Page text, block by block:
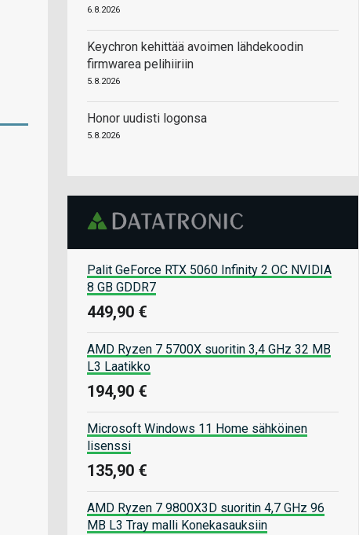
6.8.2026
Keychron kehittää avoimen lähdekoodin
firmwarea pelihiiriin
5.8.2026
Honor uudisti logonsa
5.8.2026
Palit GeForce RTX 5060 Infinity 2 OC NVIDIA
8 GB GDDR7
449,90 €
AMD Ryzen 7 5700X suoritin 3,4 GHz 32 MB
L3 Laatikko
194,90 €
Microsoft Windows 11 Home sähköinen
lisenssi
135,90 €
AMD Ryzen 7 9800X3D suoritin 4,7 GHz 96
MB L3 Tray malli Konekasauksiin